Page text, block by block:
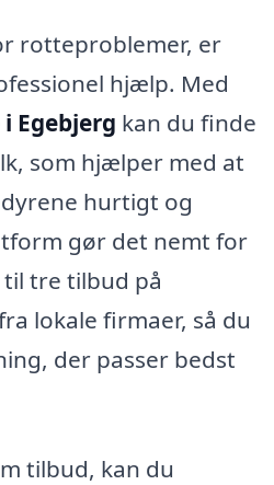
rotteproblemer, er
hjælp. Med
Egebjerg kan du finde
som hjælper med at
hurtigt og
gør det nemt for
tre tilbud på
lokale firmaer, så du
der passer bedst
tilbud, kan du